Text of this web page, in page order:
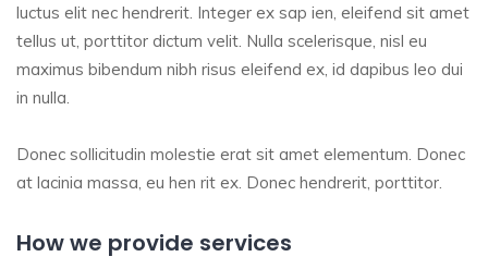
luctus elit nec hendrerit. Integer ex sap ien, eleifend sit amet
tellus ut, porttitor dictum velit. Nulla scelerisque, nisl eu
maximus bibendum nibh risus eleifend ex, id dapibus leo dui
in nulla.
Donec sollicitudin molestie erat sit amet elementum. Donec
at lacinia massa, eu hen rit ex. Donec hendrerit, porttitor.
How we provide services